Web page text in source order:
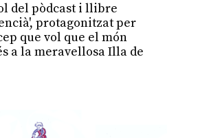
del pòdcast i llibre
protagonitzat per
que vol que el món
a la meravellosa Illa de